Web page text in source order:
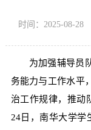
时间：2025-08-28
为加强辅导员
务能力与工作水平
治工作规律，推动
24日，南华大学学